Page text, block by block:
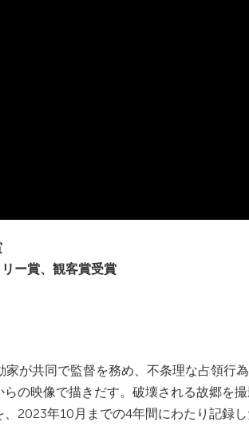
ー賞、観客賞受賞
が共同で監督を務め、不条理な占領行
の映像で描きだす。破壊される故郷を
2023年10月までの4年間にわたり記録